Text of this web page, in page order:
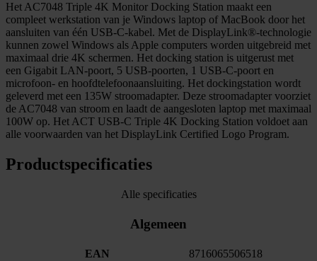
Het AC7048 Triple 4K Monitor Docking Station maakt een
compleet werkstation van je Windows laptop of MacBook door het
aansluiten van één USB-C-kabel. Met de DisplayLink®-technologie
kunnen zowel Windows als Apple computers worden uitgebreid met
maximaal drie 4K schermen. Het docking station is uitgerust met
een Gigabit LAN-poort, 5 USB-poorten, 1 USB-C-poort en
microfoon- en hoofdtelefoonaansluiting. Het dockingstation wordt
geleverd met een 135W stroomadapter. Deze stroomadapter voorziet
de AC7048 van stroom en laadt de aangesloten laptop met maximaal
100W op. Het ACT USB-C Triple 4K Docking Station voldoet aan
alle voorwaarden van het DisplayLink Certified Logo Program.
Productspecificaties
Alle specificaties
Algemeen
EAN
8716065506518